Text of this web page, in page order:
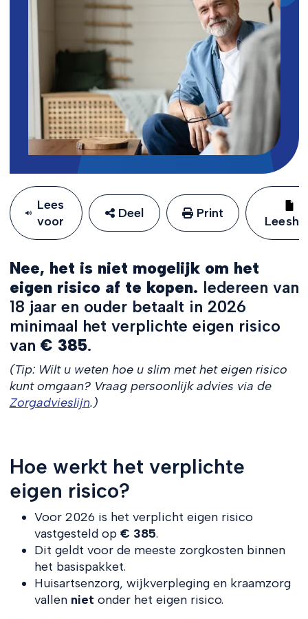
Lees
voor
Deel Print
Nee, het is niet mogelijk om het
eigen risico af te kopen. Iedereen van
18 jaar en ouder betaalt in 2026
minimaal het verplichte eigen risico
van € 385.
(Tip: Wilt u weten hoe u slim met het eigen risico
kunt omgaan? Vraag persoonlijk advies via de
Zorgadvieslijn.)
Hoe werkt het verplichte
eigen risico?
Voor 2026 is het verplicht eigen risico
vastgesteld op € 385.
Dit geldt voor de meeste zorgkosten binnen
het basispakket.
Huisartsenzorg, wijkverpleging en kraamzorg
vallen niet onder het eigen risico.